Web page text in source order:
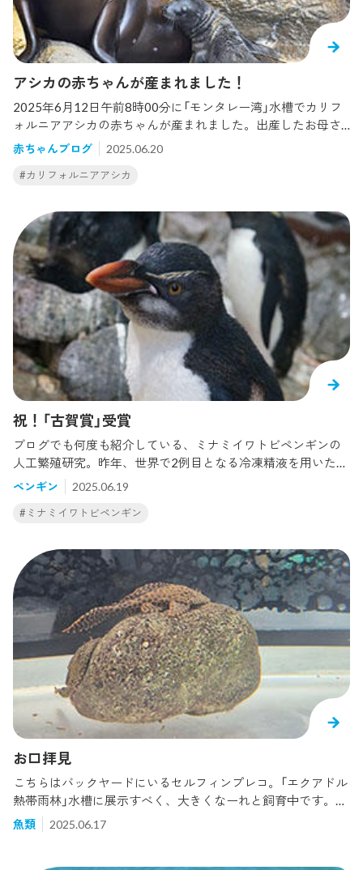
アシカの赤ちゃんが産まれました！
2025年6月12日午前8時00分に「モンタレー湾」水槽でカリフ
ォルニアアシカの赤ちゃんが産まれました。出産したお母さ
んの愛称はアスカです。アスカは過去、3回出産を経験してお
り、今回で4回目の出産になりました。アシカは妊娠できる期
間が1年のうちでごくわずかな期間に限定されており、また出
カに出産してもらえる環境を整えるため、事前のエコー検査
や体重測定など、獣医師との連携を密にしてより一層トレー
ニングに努めました。 しかし5月に入ると、出産が近くなっ
ていた影響か、日に日にアスカはナーバスになり、今まで順
調だった検査やトレーニングが不安定になっていきました。
お腹はどんどん大きくなり、体重も過去最高まで上昇。いつ
生まれててもおかしくない状況がつづき、飼育員は毎日ドキ
ドキの日々。そして6月11日、アスカはエサを食べなくな
り、我々は待ちに待った出産の兆候だと確信しました。24時
間体制で観察をつづけ、翌朝6時頃に出産が始まりました。そ
して2時間後、多くの飼育員らに見守られる中で無事に出産！
※ ↓ 出産シーンの映像ですので、ご視聴にご注意ください※
赤ちゃんも元気そうで、数時間後には授乳を確認することが
できました。性別はオス、体重は9.4㎏で、母子ともに健康状
態は良好！！！※アスカは出産4回目にして初めての息子で
す。赤ちゃんは生後1週間を超え、どんどん行動範囲やレパー
ため、観覧通路から少し見えにくいかもしれませんが、随
赤ちゃんブログ 2025.06.20
#カリフォルニアアシカ
祝！「古賀賞」受賞
ブログでも何度も紹介している、ミナミイワトビペンギンの
人工繁殖研究。昨年、世界で2例目となる冷凍精液を用いた人
工授精によるヒナが誕生しました！このヒナもう大人と変わ
らない大きさまで成長し、元気に過ごしています。この度、
このミナミイワトビペンギンの人工繫殖研究が、日本動物園
なにそれ？ 初耳.........。そうですよね、この古賀賞、一般的
な知名度はほぼありませんが、この業界の中では実はとって
もすごい賞で、国内の動物園水族館に与えられる賞の中では
最高に栄誉ある賞なのです。希少動物の繁殖における特に優
れた業績や、繁殖が難しく世界的にも重要な種の繁殖に成功
した場合に贈られる賞で、受賞するのは海遊館では初めての
ことなのです。先日その授賞式に葛西臨海水族園のスタッフ
と海遊館スタッフとで参加してきました。（ミナミイワトビペ
ンギンの繁殖研究は、葛西臨海公園と海遊館の共同研究です）
授賞式の様子はこちら。（豊橋総合動植物公園提供）立派な金
屏風のある会場での授賞式に少し緊張しましたが、最後はみ
んなでニコリ。（豊橋総合動植物園提供）授賞式の後には受賞
記念講演も行いました。（豊橋総合動植物公園提供）この研究
は、2011年から開始し、今年で15年目に入ります。その間、
3羽の人工授精によるヒナが誕生しました。ミナミイワトビペ
ンギンの繁殖生理の解明や人工授精技術の開発はようやく目
途が立ってきました。ここからの目標は、この技術を使っ
ペンギン 2025.06.19
#ミナミイワトビペンギン
お口拝見
こちらはバックヤードにいるセルフィンプレコ。「エクアドル
熱帯雨林」水槽に展示すべく、大きくなーれと飼育中です。こ
ちらのプレコはアクリルガラスにペタリ。プレコの口は吸盤
のようになっていて、このようにくっつくことができます。
魚類 2025.06.17